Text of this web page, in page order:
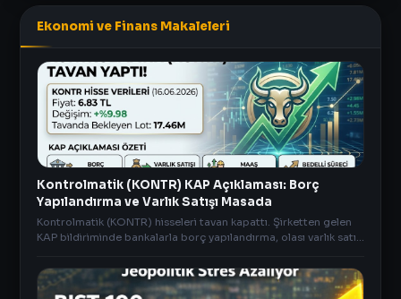
Ekonomi ve Finans Makaleleri
Kontrolmatik (KONTR) KAP Açıklaması: Borç
Yapılandırma ve Varlık Satışı Masada
Kontrolmatik (KONTR) hisseleri tavan kapattı. Şirketten gelen
KAP bildiriminde bankalarla borç yapılandırma, olası varlık satışı